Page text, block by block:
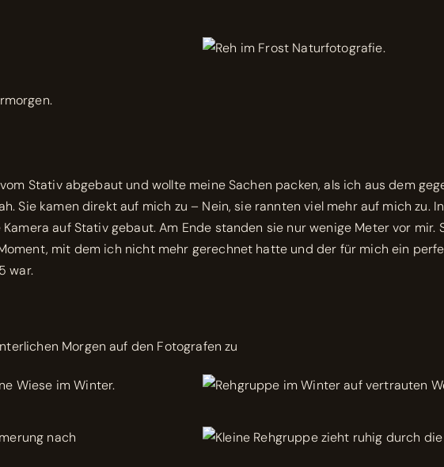
Stativ abgebaut und wollte meine Sachen packen, als ich aus dem
Sie kamen direkt auf mich zu – Nein, sie rannten viel mehr auf mich zu.
auf Stativ gebaut. Am Ende standen sie nur wenige Meter vor mir.
mit dem ich nicht mehr gerechnet hatte und der für mich ein
war.